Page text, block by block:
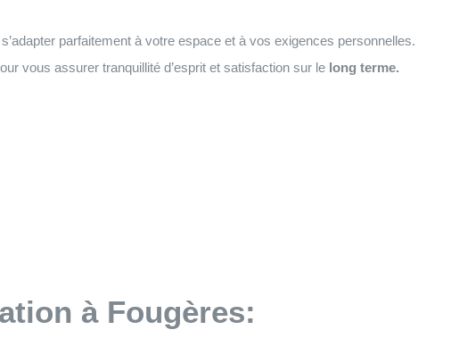
parfaitement à votre espace et à vos exigences personnelles.
vous assurer tranquillité d’esprit et satisfaction sur le long terme.
à Fougères: